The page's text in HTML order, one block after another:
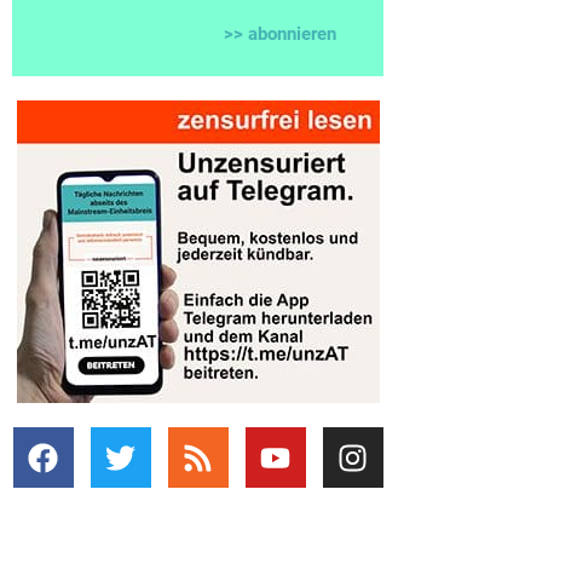
>> abonnieren